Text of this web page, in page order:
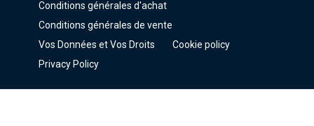
Conditions générales d'achat
Conditions générales de vente
Vos Données et Vos Droits
Cookie policy
Privacy Policy